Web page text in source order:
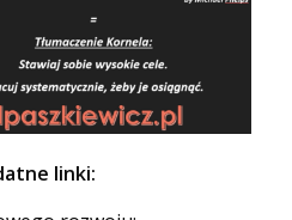
linki: